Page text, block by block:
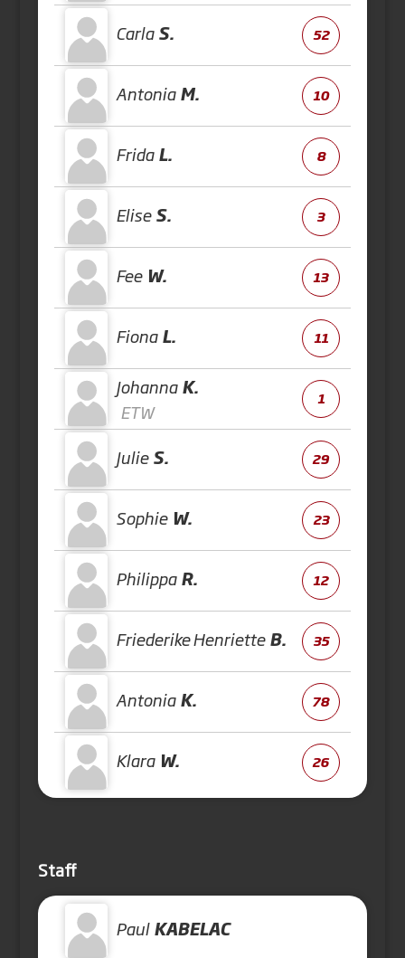
Carla S. 52
Antonia M. 10
Frida L. 8
Elise S. 3
Fee W. 13
Fiona L. 11
Johanna K.
ETW
1
Julie S. 29
Sophie W. 23
Philippa R. 12
Friederike Henriette B. 35
Antonia K. 78
Klara W. 26
Staff
Paul KABELAC